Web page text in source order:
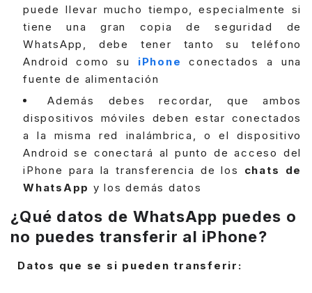
puede llevar mucho tiempo, especialmente si
tiene una gran copia de seguridad de
WhatsApp, debe tener tanto su teléfono
Android como su iPhone
conectados a una
fuente de alimentación
Además debes recordar, que ambos
dispositivos móviles deben estar conectados
a la misma red inalámbrica, o el dispositivo
Android se conectará al punto de acceso del
iPhone para la transferencia de los chats de
WhatsApp y los demás datos
¿Qué datos de WhatsApp puedes o
no puedes transferir al iPhone?
Datos que se si pueden transferir: